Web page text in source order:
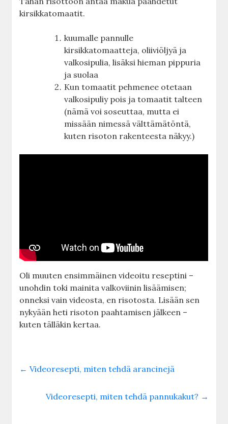
kirsikkatomaatit.
kuumalle pannulle
kirsikkatomaatteja, oliiviöljyä ja
valkosipulia, lisäksi hieman pippuria
ja suolaa
Kun tomaatit pehmenee otetaan
valkosipuliy pois ja tomaatit talteen
(nämä voi soseuttaa, mutta ei
missään nimessä välttämätöntä,
kuten risoton rakenteesta näkyy.)
Oli muuten ensimmäinen videoitu reseptini –
unohdin toki mainita valkoviinin lisäämisen;
onneksi vain videosta, en risotosta. Lisään sen
nykyään heti risoton paahtamisen jälkeen –
kuten tälläkin kertaa.
← Videoresepti, miten tehdä arancinejä
Videoresepti, miten tehdä pannukakut? →